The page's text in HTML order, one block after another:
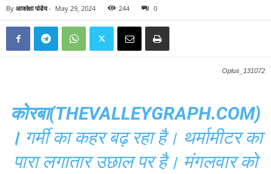
By आकांक्षा पांडेय- May 29, 2024 244 0
Oplus_131072
कोरबा(THEVALLEYGRAPH.COM)
। गर्मी का कहर बढ़ रहा है। थर्मामीटर का
पारा लगातार उछाल पर है। मंगलवार को